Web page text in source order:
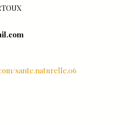
sante.naturelle.06